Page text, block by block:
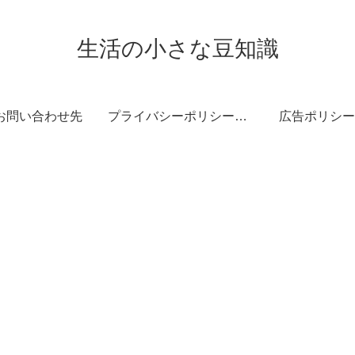
生活の小さな豆知識
問い合わせ先 プライバシーポリシー・免責事項 広告ポリシー